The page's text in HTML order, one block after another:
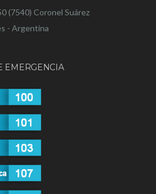
(7540) Coronel Suárez
- Argentina
EMERGENCIA